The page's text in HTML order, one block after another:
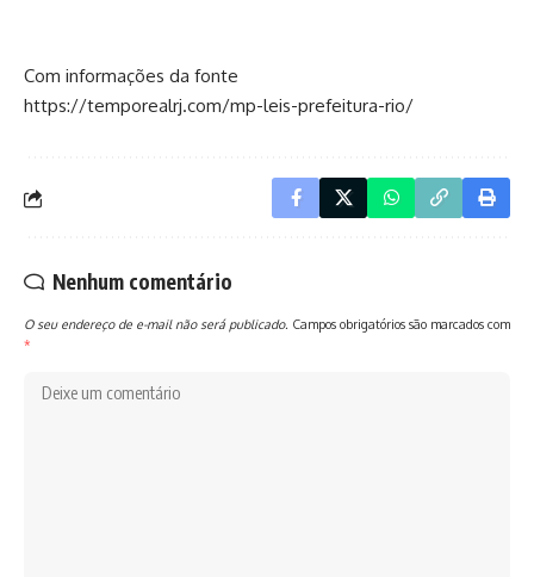
Com informações da fonte
https://temporealrj.com/mp-leis-prefeitura-rio/
Nenhum comentário
O seu endereço de e-mail não será publicado. Campos obrigatórios são marcados com
*